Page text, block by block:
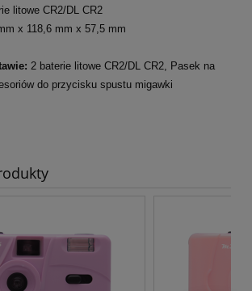
litowe CR2/DL CR2
x 118,6 mm x 57,5 mm
2 baterie litowe CR2/DL CR2, Pasek na
do przycisku spustu migawki